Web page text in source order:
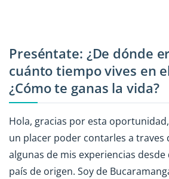
Preséntate: ¿De dónde
cuánto tiempo vives en
¿Cómo te ganas la vida?
Hola, gracias por esta
un placer poder contarles a traves
algunas de mis experiencias
país de origen. Soy de